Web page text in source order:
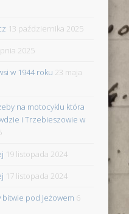
13 października 2025
2025
w 1944 roku 23 maja
na motocyklu która
i Trzebieszowie w
19 listopada 2024
17 listopada 2024
bitwie pod Jeżowem 6